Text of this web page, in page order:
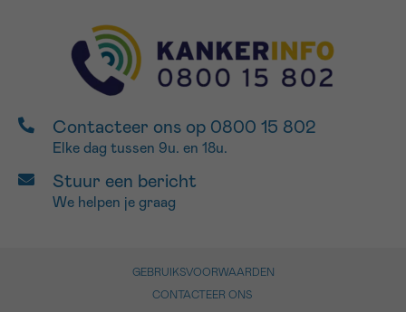
Contacteer ons op 0800 15 802
Elke dag tussen 9u. en 18u.
Stuur een bericht
We helpen je graag
GEBRUIKSVOORWAARDEN
CONTACTEER ONS